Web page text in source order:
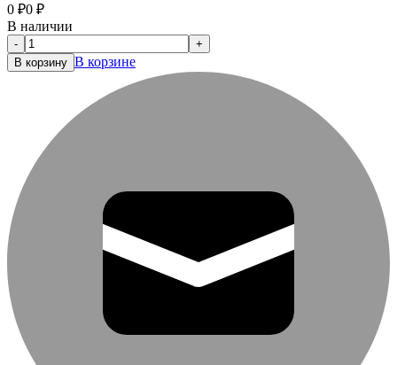
0 ₽0 ₽
В наличии
-
+
В корзину В корзине